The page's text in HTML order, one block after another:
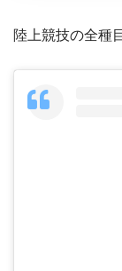
陸上競技の全種